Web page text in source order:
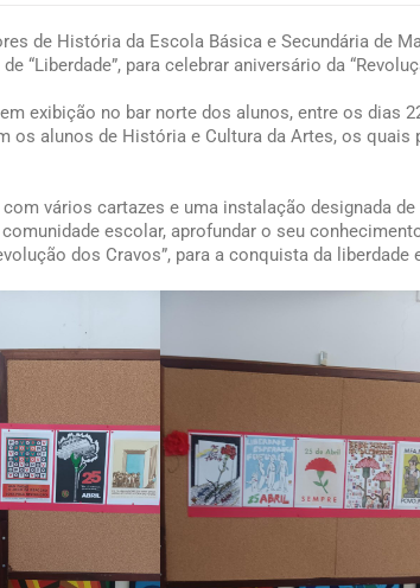
de História da Escola Básica e Secundária de
“Liberdade”, para celebrar aniversário da
exibição no bar norte dos alunos, entre os dias
os alunos de História e Cultura da Artes, os quais
vários cartazes e uma instalação designada de
escolar, aprofundar o seu
dos Cravos”, para a conquista da liberdade